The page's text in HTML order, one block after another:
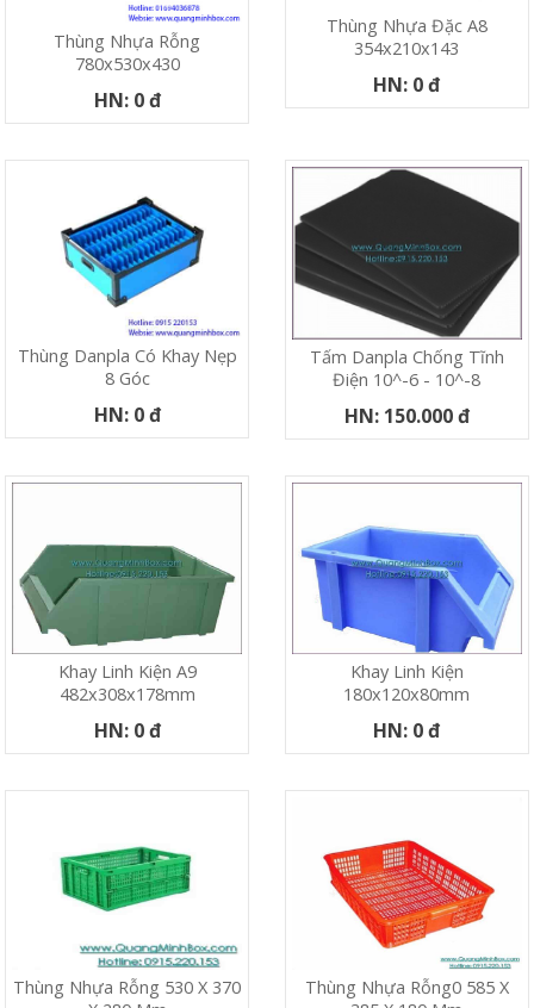
Thùng Nhựa Rỗng
780x530x430
HN: 0 đ
Thùng Nhựa Đặc A8
354x210x143
HN: 0 đ
Thùng Danpla Có Khay Nẹp
8 Góc
HN: 0 đ
Tấm Danpla Chống Tĩnh
Điện 10^-6 - 10^-8
HN: 150.000 đ
Khay Linh Kiện A9
482x308x178mm
HN: 0 đ
Khay Linh Kiện
180x120x80mm
HN: 0 đ
Thùng Nhựa Rỗng 530 X 370
Thùng Nhựa Rỗng0 585 X